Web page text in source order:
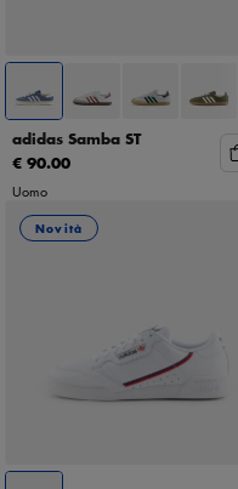
adidas Samba ST
€ 90.00
Uomo
Novità